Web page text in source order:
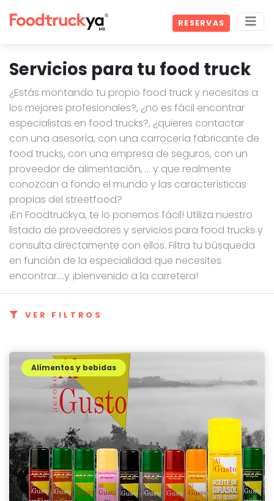
RESERVAS
Servicios para tu food truck
¿Estás montando tu propio food truck y necesitas a
los mejores profesionales?, ¿no es fácil encontrar
especialistas en food trucks?, ¿quieres contactar
con una asesoría, con una carrocería fabricante de
food trucks, con una empresa de seguros, con un
proveedor de alimentación, … y que realmente
conozcan a fondo el mundo y las características
propias del streetfood?
¡En Foodtruckya, te lo ponemos fácil! Utiliza nuestro
listado de proveedores y servicios para food trucks y
consulta directamente con ellos. Filtra tu búsqueda
en función de la especialidad que necesites
encontrar....y ¡bienvenido a la carretera!
VER FILTROS
Alimentos y bebidas